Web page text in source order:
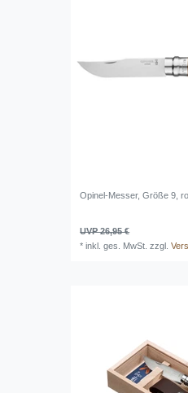
Opinel-Messer, Größe 9,
UVP 26,95 €
*inkl. ges. MwSt. zzgl.